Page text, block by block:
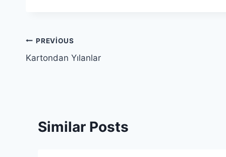
Yazı
gezinmesi
PREVIOUS
Kartondan Yılanlar
Similar Posts